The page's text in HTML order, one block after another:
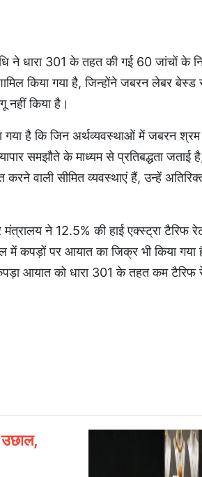
ने धारा 301 के तहत की गई 60 जांचों के
किया गया है, जिन्होंने जबरन लेबर बेस्ड
नहीं किया है।
गया है कि जिन अर्थव्यवस्थाओं में जबरन
समझौते के माध्यम से प्रतिबद्धता जताई
वाली सीमित व्यवस्थाएं हैं, उन्हें
ने 12.5% ​​की हाई एक्स्ट्रा टैरिफ
में कपड़ों पर आयात का जिक्र भी किया गया
आयात को धारा 301 के तहत कम टैरिफ